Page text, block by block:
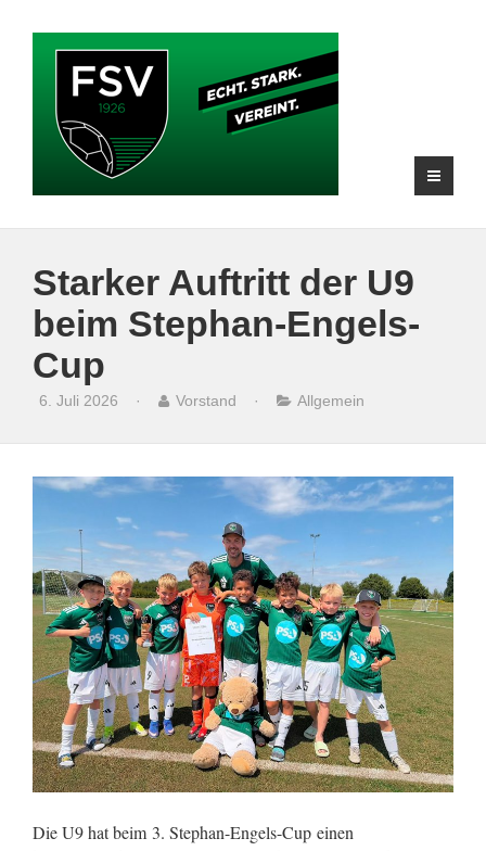
Starker Auftritt der U9
beim Stephan-Engels-
Cup
6. Juli 2026 · Vorstand · Allgemein
Die U9 hat beim 3. Stephan-Engels-Cup einen